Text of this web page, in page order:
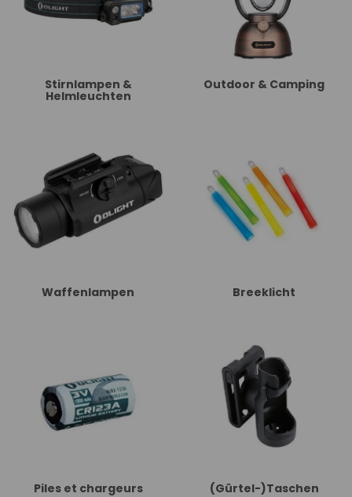
Stirnlampen &
Helmleuchten
Outdoor & Camping
Waffenlampen Breeklicht
Piles et chargeurs (Gürtel-)Taschen